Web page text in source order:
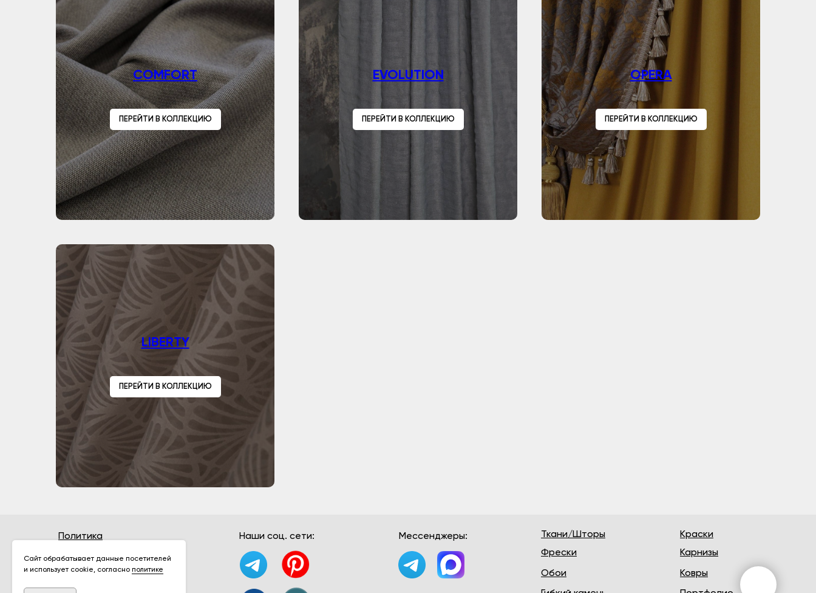
COMFORT
ПЕРЕЙТИ В КОЛЛЕКЦИЮ
EVOLUTION
ПЕРЕЙТИ В КОЛЛЕКЦИЮ
OPERA
ПЕРЕЙТИ В КОЛЛЕКЦИЮ
LIBERTY
ПЕРЕЙТИ В КОЛЛЕКЦИЮ
Сайт обрабатывает данные посетителей
и использует cookie, согласно политике
Наши соц. сети: Мессенджеры:
Политика
Ткани/Шторы
Фрески
Обои
Краски
Карнизы
Ковры